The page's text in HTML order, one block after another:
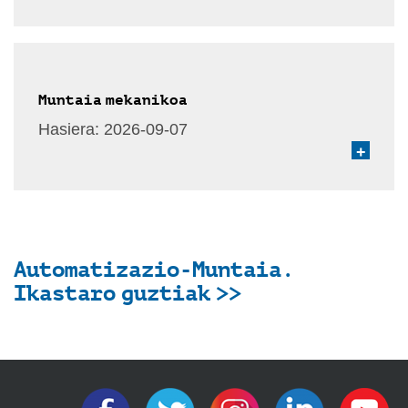
Muntaia mekanikoa
Hasiera: 2026-09-07
+
Automatizazio-Muntaia.
Ikastaro guztiak >>